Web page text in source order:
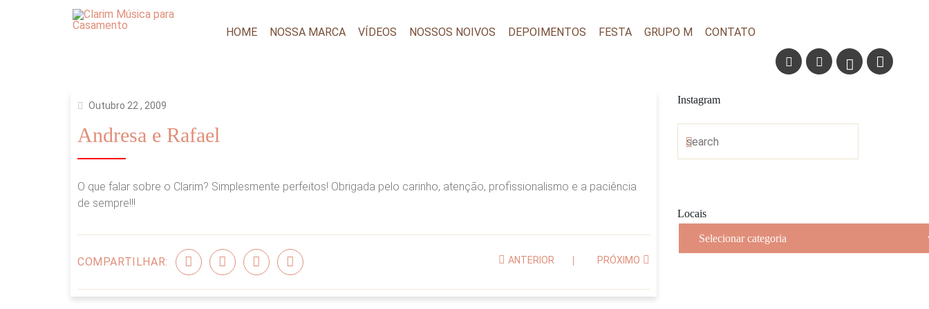
HOME NOSSA MARCA VÍDEOS NOSSOS NOIVOS DEPOIMENTOS FESTA GRUPO M CONTATO
Outubro 22 , 2009
Andresa e Rafael
O que falar sobre o Clarim? Simplesmente perfeitos! Obrigada pelo carinho, atenção, profissionalismo e a paciência
de sempre!!!
COMPARTILHAR: ANTERIOR PRÓXIMO
Instagram
Locais
Locais